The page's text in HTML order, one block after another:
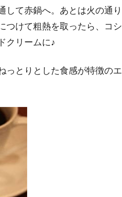
して赤鍋へ。あとは火の通り
つけて粗熱を取ったら、コシ
クリームに♪
っとりとした食感が特徴のエ